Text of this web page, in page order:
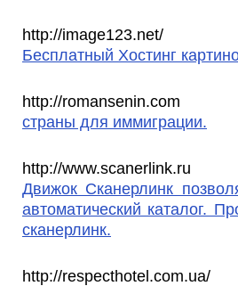
http://image123.net/
Бесплатный Хостинг
http://romansenin.com
страны для иммиграции.
http://www.scanerlink.ru
Движок Сканерлинк
автоматический каталог.
сканерлинк.
http://respecthotel.com.ua/